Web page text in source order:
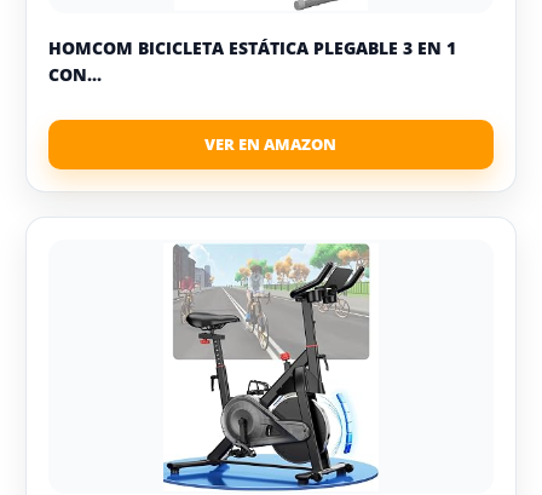
HOMCOM BICICLETA ESTÁTICA PLEGABLE 3 EN 1
CON...